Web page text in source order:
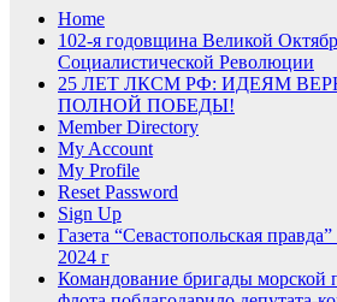
Home
102-я годовщина Великой
Социалистической Революции
25 ЛЕТ ЛКСМ РФ: ИДЕЯМ
ПОЛНОЙ ПОБЕДЫ!
Member Directory
My Account
My Profile
Reset Password
Sign Up
Газета “Севастопольская
2024 г
Командование бригады морской